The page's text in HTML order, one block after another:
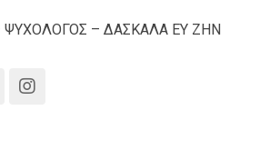
– ΔΑΣΚΑΛΑ ΕΥ ΖΗΝ